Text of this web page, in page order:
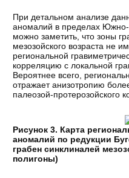
При детальном анализе
аномалий в пределах Южно-
можно заметить, что зоны
мезозойского возраста не
региональной
корреляцию с локальной
Вероятнее всего,
отражает анизотропию
палеозой-протерозойского
Рисунок 3. Карта
аномалий по редукции
грабен синклиналей
полигоны)